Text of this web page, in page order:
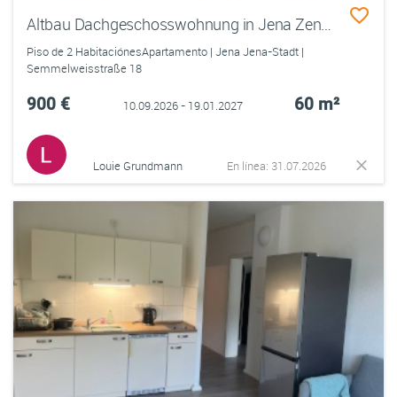
Altbau Dachgeschosswohnung in Jena Zentrum zur Zwischenmiete vom 10.09.26 - 19.01.27
Piso de 2 HabitaciónesApartamento | Jena Jena-Stadt |
Semmelweisstraße 18
900 € 10.09.2026 - 19.01.2027 60 m²
Louie Grundmann En línea: 31.07.2026